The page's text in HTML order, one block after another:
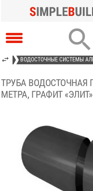

ВОДОСТОЧНЫЕ СИСТЕМЫ
ТРУБА ВОДОСТОЧНАЯ
МЕТРА, ГРАФИТ «ЭЛИТ»